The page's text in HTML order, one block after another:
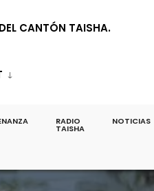
CANTÓN TAISHA.
RADIO
TAISHA
NOTICIAS